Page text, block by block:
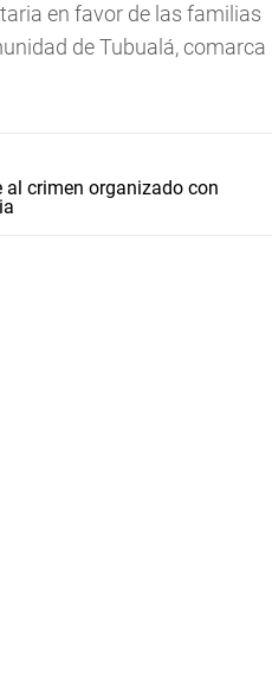
en favor de las familias
de Tubualá, comarca
al crimen organizado con